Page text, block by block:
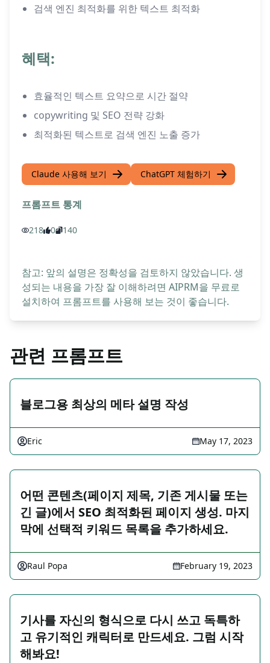
검색 엔진 최적화를 위한 텍스트 최적화
혜택:
효율적인 텍스트 요약으로 시간 절약
copywriting 및 SEO 전략 강화
최적화된 텍스트로 검색 엔진 노출 증가
Claude 사용해 보기 ChatGPT 체험하기
프롬프트 통계
218 0 140
참고: 앞의 설명은 정확성을 검토하지 않았습니다. 생
성되는 내용을 가장 잘 이해하려면 AIPRM을 무료로
설치하여 프롬프트를 사용해 보는 것이 좋습니다.
관련 프롬프트
블로그용 최상의 메타 설명 작성
Eric May 17, 2023
어떤 콘텐츠(페이지 제목, 기존 게시물 또는
긴 글)에서 SEO 최적화된 페이지 생성. 마지
막에 선택적 키워드 목록을 추가하세요.
Raul Popa February 19, 2023
기사를 자신의 형식으로 다시 쓰고 독특하
고 유기적인 캐릭터로 만드세요. 그럼 시작
해봐요!